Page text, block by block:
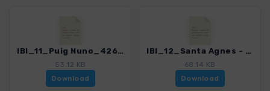
IBI_11_Puig Nuno_4260_2.gpx
53.12 KB
Download
IBI_12_Santa Agnes - Puig den Coca_4260_2.gpx
68.14 KB
Download